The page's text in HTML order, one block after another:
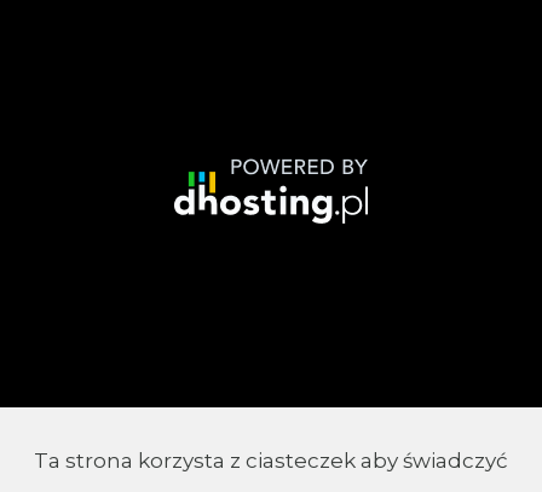
Ta strona korzysta z ciasteczek aby świadczyć